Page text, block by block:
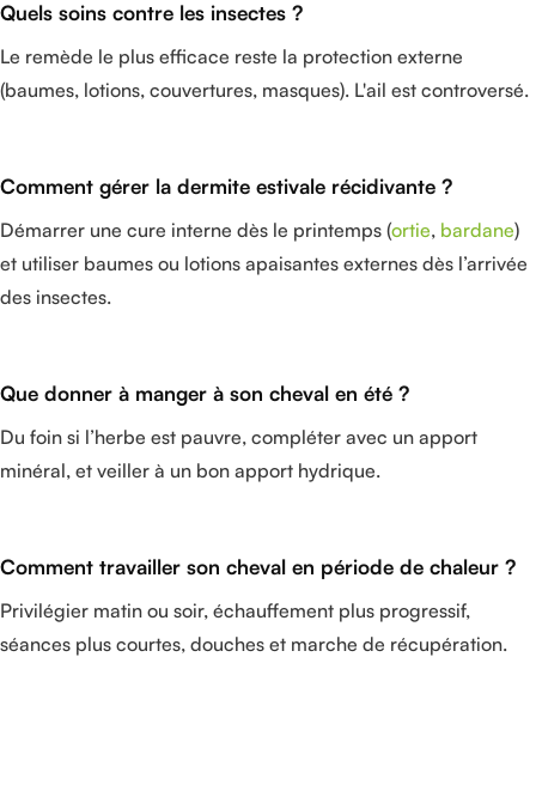
Quels soins contre les insectes ?
Le remède le plus efficace reste la protection externe
(baumes, lotions, couvertures, masques). L'ail est controversé.
Comment gérer la dermite estivale récidivante ?
Démarrer une cure interne dès le printemps (ortie, bardane)
et utiliser baumes ou lotions apaisantes externes dès l’arrivée
des insectes.
Que donner à manger à son cheval en été ?
Du foin si l’herbe est pauvre, compléter avec un apport
minéral, et veiller à un bon apport hydrique.
Comment travailler son cheval en période de chaleur ?
Privilégier matin ou soir, échauffement plus progressif,
séances plus courtes, douches et marche de récupération.